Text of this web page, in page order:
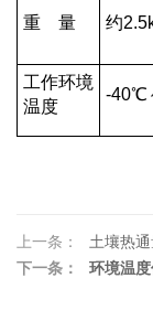
重 量 约
工作环境
温度
-40℃
上一条：
土壤热
下一条：
环境温